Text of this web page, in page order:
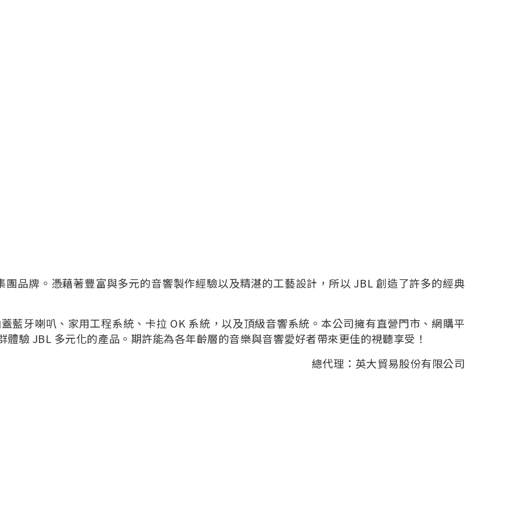
牌。憑藉著豐富與多元的音響製作經驗以及精湛的工藝設計，所以 JBL 創造了許多的經典
牙喇叭、家用工程系統、卡拉 OK 系統，以及頂級音響系統。本公司擁有直營門市、網購平
驗 JBL 多元化的產品。期許能為各年齡層的音樂與音響愛好者帶來更佳的視聽享受！
總代理：英大貿易股份有限公司